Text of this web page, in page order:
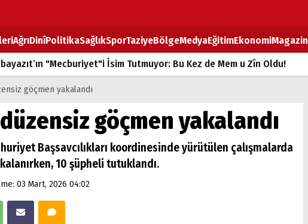
AğrıDinîPolitikaSağlıkSporTaziyeBölgeMedyaEğitimEkonomiMagazin
"Mecburiyet"i İsim Tutmuyor: Bu Kez de Mem u Zîn Oldu!
Ekmek Fiyatlarına Zam
çocukların sırtındaki ağır yük
ve HÜKÜMET
YAZ BOZ TAHTASI
göçmen yakalandı
düzensiz göçmen yakalandı
Başsavcılıkları koordinesinde yürütülen çalışmalarda
10 şüpheli tutuklandı.
03 Mart, 2026 04:02